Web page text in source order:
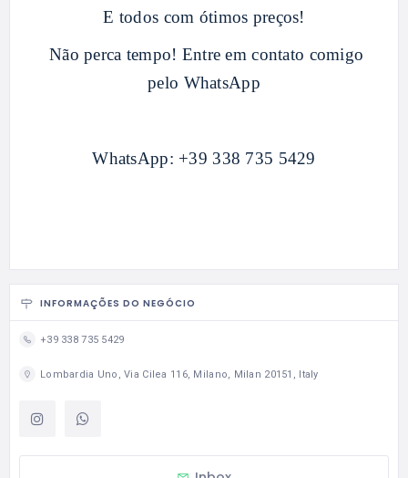
E todos com ótimos preços!
Não perca tempo! Entre em contato comigo
pelo WhatsApp
WhatsApp: +39 338 735 5429
INFORMAÇÕES DO NEGÓCIO
+39 338 735 5429
Lombardia Uno, Via Cilea 116, Milano, Milan 20151, Italy